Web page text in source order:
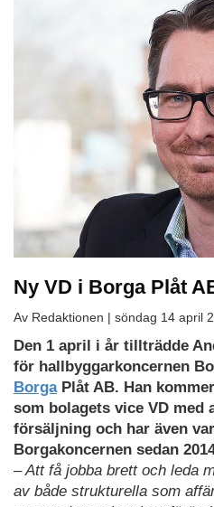
Ny VD i Borga Plåt
Av Redaktionen | söndag 14 april
Den 1 april i år tillträdde
för hallbyggarkoncernen
BorgaPlåt AB. Han
som bolagets vice VD med
försäljning och har även
Borgakoncernen sedan
– Att få jobba brett och leda
av både strukturella som